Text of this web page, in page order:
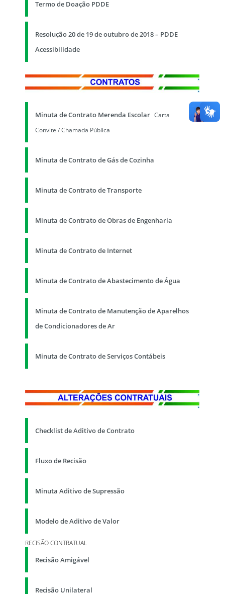
Termo de Doação PDDE
Resolução 20 de 19 de outubro de 2018 – PDDE
Acessibilidade
Minuta de Contrato Merenda Escolar Carta
Convite / Chamada Pública
Minuta de Contrato de Gás de Cozinha
Minuta de Contrato de Transporte
Minuta de Contrato de Obras de Engenharia
Minuta de Contrato de Internet
Minuta de Contrato de Abastecimento de Água
Minuta de Contrato de Manutenção de Aparelhos
de Condicionadores de Ar
Minuta de Contrato de Serviços Contábeis
Checklist de Aditivo de Contrato
Fluxo de Recisão
Minuta Aditivo de Supressão
Modelo de Aditivo de Valor
RECISÃO CONTRATUAL
Recisão Amigável
Recisão Unilateral